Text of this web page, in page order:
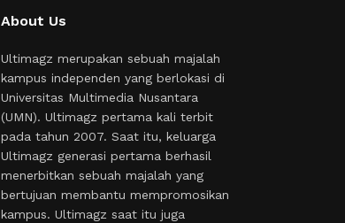
About Us
Ultimagz merupakan sebuah majalah
kampus independen yang berlokasi di
Universitas Multimedia Nusantara
(UMN). Ultimagz pertama kali terbit
pada tahun 2007. Saat itu, keluarga
Ultimagz generasi pertama berhasil
menerbitkan sebuah majalah yang
bertujuan membantu mempromosikan
kampus. Ultimagz saat itu juga